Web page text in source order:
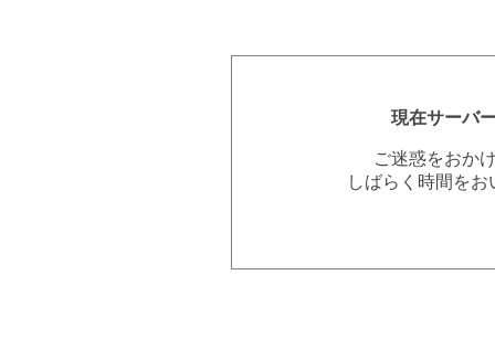
現在サーバ
ご迷惑をおか
しばらく時間を